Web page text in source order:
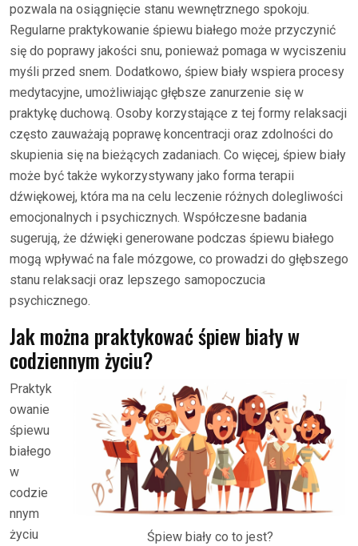
pozwala na osiągnięcie stanu wewnętrznego spokoju.
Regularne praktykowanie śpiewu białego może przyczynić
się do poprawy jakości snu, ponieważ pomaga w wyciszeniu
myśli przed snem. Dodatkowo, śpiew biały wspiera procesy
medytacyjne, umożliwiając głębsze zanurzenie się w
praktykę duchową. Osoby korzystające z tej formy relaksacji
często zauważają poprawę koncentracji oraz zdolności do
skupienia się na bieżących zadaniach. Co więcej, śpiew biały
może być także wykorzystywany jako forma terapii
dźwiękowej, która ma na celu leczenie różnych dolegliwości
emocjonalnych i psychicznych. Współczesne badania
sugerują, że dźwięki generowane podczas śpiewu białego
mogą wpływać na fale mózgowe, co prowadzi do głębszego
stanu relaksacji oraz lepszego samopoczucia
psychicznego.
Jak można praktykować śpiew biały w
codziennym życiu?
Śpiew biały co to jest?
Praktyk
owanie
śpiewu
białego
w
codzie
nnym
życiu